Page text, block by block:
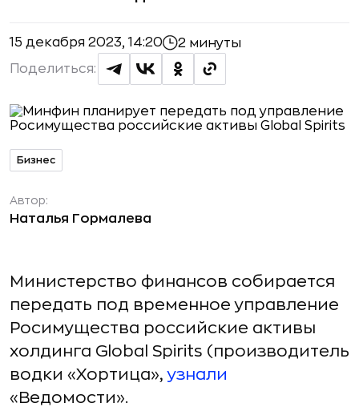
15 декабря 2023, 14:20 2 минуты
Поделиться:
Бизнес
Автор:
Наталья Гормалева
Министерство финансов собирается
передать под временное управление
Росимущества российские активы
холдинга Global Spirits (производитель
водки «Хортица»,узнали
«Ведомости».